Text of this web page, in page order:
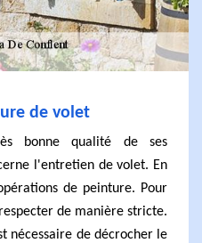
de volet
bonne qualité de ses
l'entretien de volet. En
de peinture. Pour
de manière stricte.
nécessaire de décrocher le